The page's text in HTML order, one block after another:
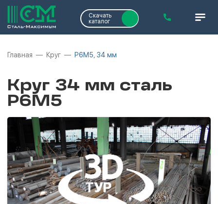
Скачать
каталог
Главная Круг Р6М5, 34 мм
Круг 34 мм сталь
Р6М5